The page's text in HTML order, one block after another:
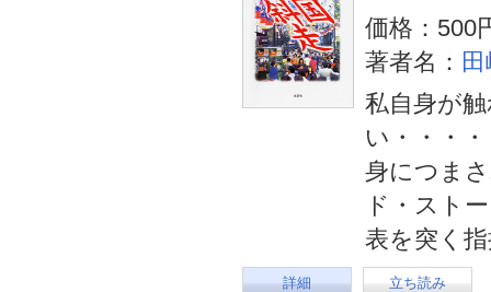
価格：500
著者名：
私自身が
い・・・
身につま
ド・スト
表を突く
詳細 立ち読み